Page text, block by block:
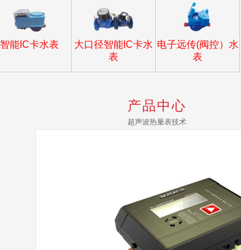
智能IC卡水表
大口径智能IC卡水
表
电子远传(阀控）水
表
产品中心
超声波热量表技术